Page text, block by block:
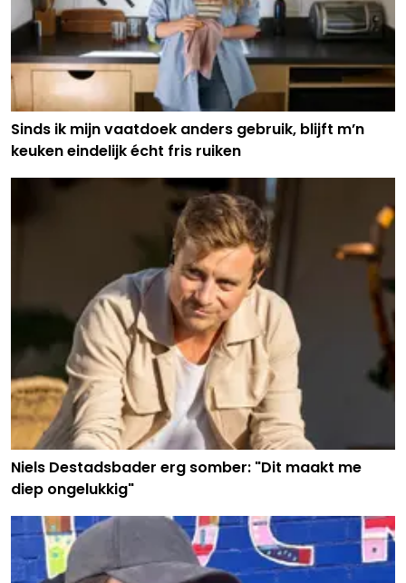
Sinds ik mijn vaatdoek anders gebruik, blijft m’n
keuken eindelijk écht fris ruiken
Niels Destadsbader erg somber: "Dit maakt me
diep ongelukkig"